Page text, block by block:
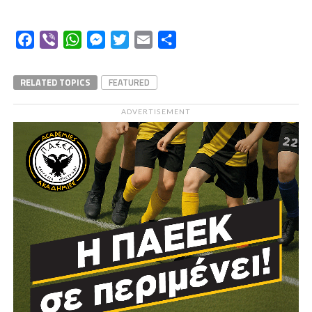
Facebook
Viber WhatsAppMessengerTwitterEmail
RELATED TOPICS FEATURED
ADVERTISEMENT